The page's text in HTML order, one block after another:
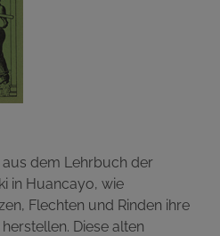
dem Lehrbuch der
in Huancayo, wie
Flechten und Rinden ihre
Diese alten